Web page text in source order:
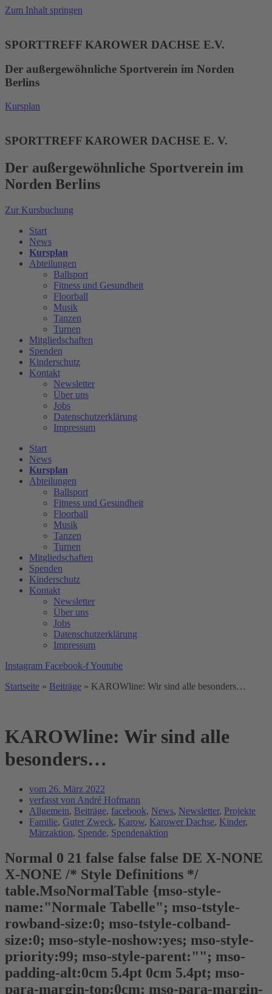
Zum Inhalt springen
SPORTTREFF KAROWER DACHSE E.V.
Der außergewöhnliche Sportverein im Norden
Berlins
Kursplan
SPORTTREFF KAROWER DACHSE E. V.
Der außergewöhnliche Sportverein im
Norden Berlins
Zur Kursbuchung
Start
News
Kursplan
Abteilungen
Ballsport
Fitness und Gesundheit
Floorball
Musik
Tanzen
Turnen
Mitgliedschaften
Spenden
Kinderschutz
Kontakt
Newsletter
Über uns
Jobs
Datenschutzerklärung
Impressum
Start
News
Kursplan
Abteilungen
Ballsport
Fitness und Gesundheit
Floorball
Musik
Tanzen
Turnen
Mitgliedschaften
Spenden
Kinderschutz
Kontakt
Newsletter
Über uns
Jobs
Datenschutzerklärung
Impressum
Instagram Facebook-fYoutube
Startseite » Beiträge » KAROWline: Wir sind alle besonders…
KAROWline: Wir sind alle
besonders…
vom 26. März 2022
verfasst von André Hofmann
Allgemein, Beiträge, facebook, News, Newsletter, Projekte
Familie, Guter Zweck, Karow, Karower Dachse, Kinder,
Märzaktion, Spende, Spendenaktion
Normal 0 21 false false false DE X-NONE
X-NONE /* Style Definitions */
table.MsoNormalTable {mso-style-
name:"Normale Tabelle"; mso-tstyle-
rowband-size:0; mso-tstyle-colband-
size:0; mso-style-noshow:yes; mso-style-
priority:99; mso-style-parent:""; mso-
padding-alt:0cm 5.4pt 0cm 5.4pt; mso-
para-margin-top:0cm; mso-para-margin-